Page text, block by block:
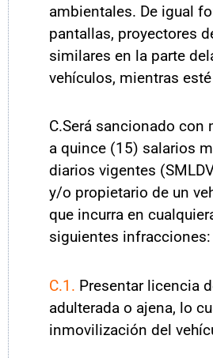
ambientales. De igual
pantallas, proyectores
similares en la parte
vehículos, mientras
C.Será sancionado con
a quince (15) salarios
diarios vigentes
y/o propietario de un
que incurra en
siguientes infracciones:
C.1. Presentar licencia
adulterada o ajena, lo
inmovilización del